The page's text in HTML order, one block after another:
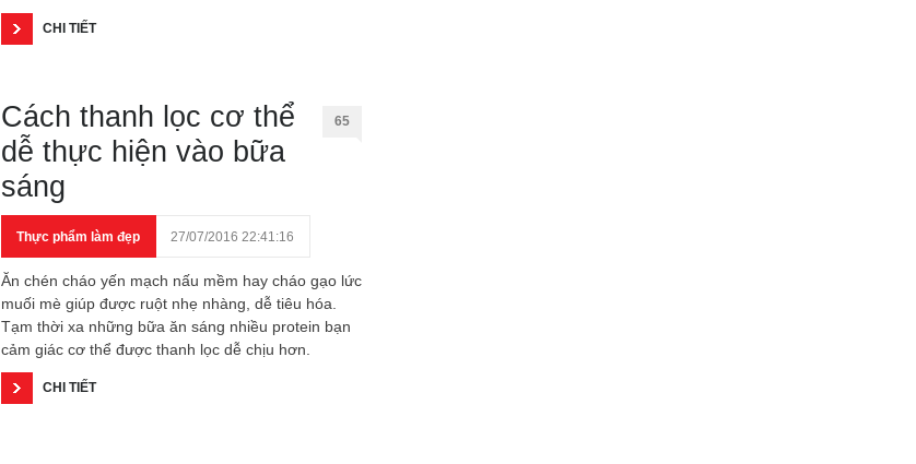
CHI TIẾT
Cách thanh lọc cơ thể
dễ thực hiện vào bữa
sáng
65
Thực phẩm làm đẹp 27/07/2016 22:41:16
Ăn chén cháo yến mạch nấu mềm hay cháo gạo lức
muối mè giúp được ruột nhẹ nhàng, dễ tiêu hóa.
Tạm thời xa những bữa ăn sáng nhiều protein bạn
cảm giác cơ thể được thanh lọc dễ chịu hơn.
CHI TIẾT